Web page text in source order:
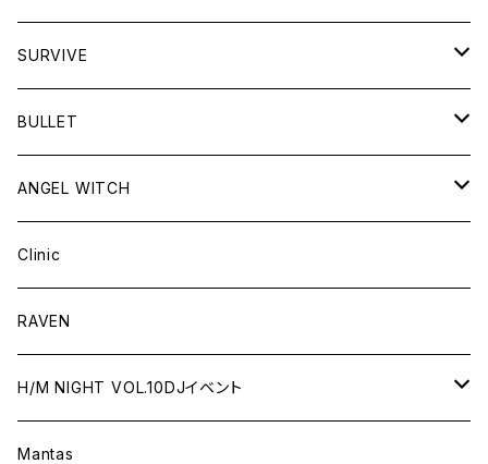
T-Shirts
受注生産
オリジナルチケット
オフィシャルグッズ
SURVIVE
T-Shirts
BULLET
オリジナルチケット
Tシャツ
ANGEL WITCH
オリジナルチケット
Clinic
RAVEN
H/M NIGHT VOL.10DJイベント
11月21日(土）
Mantas